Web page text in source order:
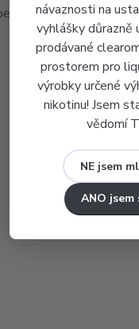
návaznosti na
vyhlášky důrazně
prodávané
prostorem pro
výrobky určené
nikotinu! Jsem
vědomí
NE jsem
ANO